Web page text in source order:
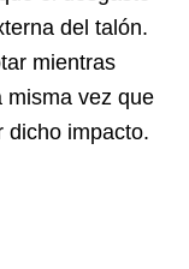
del talón.
mientras
misma vez que
dicho impacto.